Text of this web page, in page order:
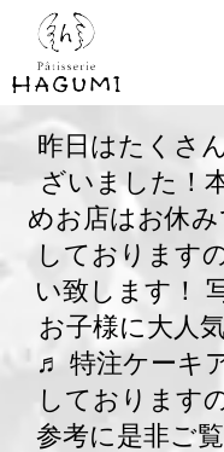
昨日はたくさ
ざいました！
めお店はお休
しております
い致します！
お子様に大人
♬ 特注ケーキ
しております
参考に是非ご